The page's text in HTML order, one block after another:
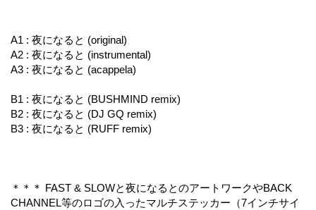
A1 : 夜になると (original)
A2 : 夜になると (instrumental)
A3 : 夜になると (acappela)
B1 : 夜になると (BUSHMIND remix)
B2 : 夜になると (DJ GQ remix)
B3 : 夜になると (RUFF remix)
＊＊＊ FAST & SLOWと夜になるとのアートワークやBACK
CHANNEL等のロゴの入ったマルチステッカー（7インチサイ